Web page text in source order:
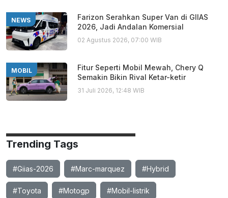
NEWS
Farizon Serahkan Super Van di GIIAS
2026, Jadi Andalan Komersial
02 Agustus 2026, 07:00 WIB
MOBIL
Fitur Seperti Mobil Mewah, Chery Q
Semakin Bikin Rival Ketar-ketir
31 Juli 2026, 12:48 WIB
Trending Tags
#Giias-2026 #Marc-marquez #Hybrid
#Toyota #Motogp #Mobil-listrik